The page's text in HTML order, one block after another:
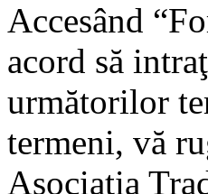
Accesând
acord să
următorilor
termeni, vă
Asociația